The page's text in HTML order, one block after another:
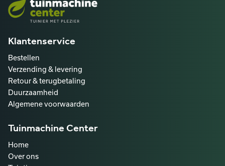
Klantenservice
Bestellen
Verzending & levering
Retour & terugbetaling
Duurzaamheid
Algemene voorwaarden
Tuinmachine Center
Home
Over ons